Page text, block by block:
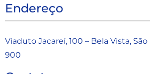
Endereço
Viaduto Jacareí, 100 – Bela Vista, São
900